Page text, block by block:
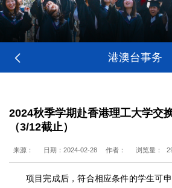
港澳台事务
2024秋季学期赴香港理工大学交
（3/12截止）
来源： 日期：2024-02-28 作者： 浏览量：
项目完成后，符合相应条件的学生可